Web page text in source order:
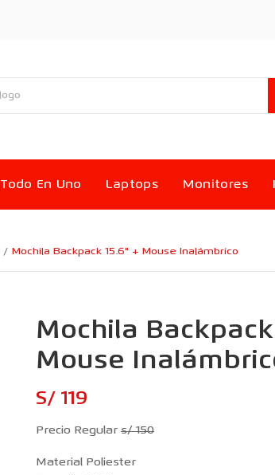
Todo En Uno Laptops Monitores
Mochila Backpack 15.6" + Mouse Inalámbrico
Mochila Backpack
Mouse
S/ 119
Precio Regular s/ 150
Material Poliester